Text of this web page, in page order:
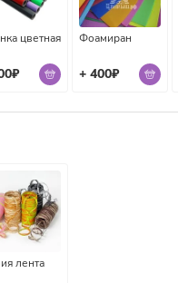
цветная Фоамиран
+ 400₽
лента